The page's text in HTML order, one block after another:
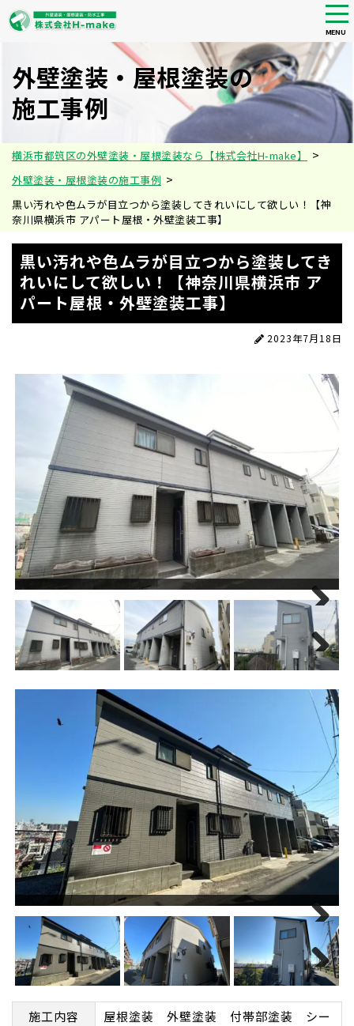
main
content
MENU
外壁塗装・屋根塗装の
施工事例
横浜市都筑区の外壁塗装・屋根塗装なら【株式会社H-make】 >
外壁塗装・屋根塗装の施工事例 >
黒い汚れや色ムラが目立つから塗装してきれいにして欲しい！【神
奈川県横浜市 アパート屋根・外壁塗装工事】
黒い汚れや色ムラが目立つから塗装してき
れいにして欲しい！【神奈川県横浜市 ア
パート屋根・外壁塗装工事】
2023年7月18日
Next
Next
Next
施工内容
屋根塗装 外壁塗装 付帯部塗装 シー